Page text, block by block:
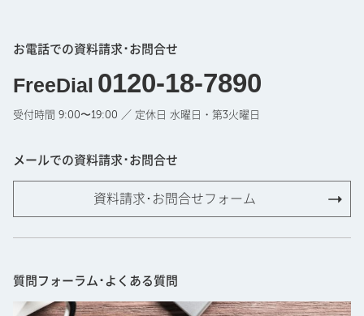
お電話での資料請求･お問合せ
FreeDial 0120-18-7890
受付時間 9:00〜19:00 ／ 定休日 水曜日・第3火曜日
メールでの資料請求･お問合せ
資料請求･お問合せフォーム
質問フォーラム･よくある質問